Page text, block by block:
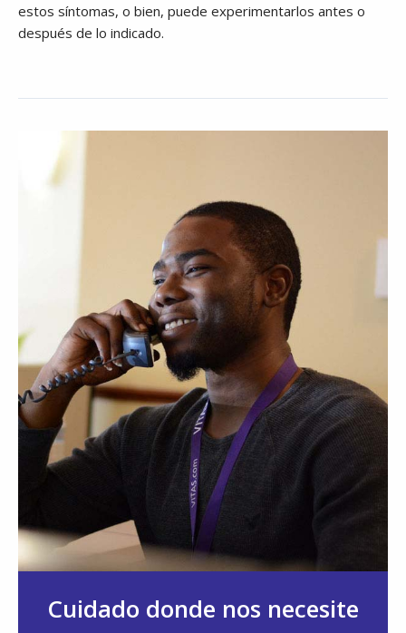
estos síntomas, o bien, puede experimentarlos antes o
después de lo indicado.
Cuidado donde nos necesite